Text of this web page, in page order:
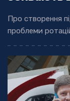
Про створення
проблеми